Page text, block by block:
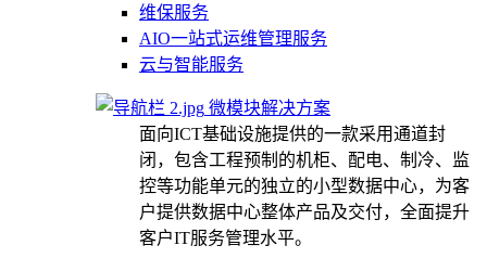
维保服务
AIO一站式运维管理服务
云与智能服务
微模块解决方案
面向ICT基础设施提供的一款采用通道封
闭，包含工程预制的机柜、配电、制冷、监
控等功能单元的独立的小型数据中心，为客
户提供数据中心整体产品及交付，全面提升
客户IT服务管理水平。